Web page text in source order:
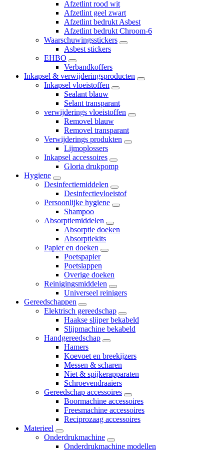
Afzetlint rood wit
Afzetlint geel zwart
Afzetlint bedrukt Asbest
Afzetlint bedrukt Chroom-6
Waarschuwingsstickers
Asbest stickers
EHBO
Verbandkoffers
Inkapsel & verwijderingsproducten
Inkapsel vloeistoffen
Sealant blauw
Selant transparant
verwijderings vloeistoffen
Removel blauw
Removel transparant
Verwijderings produkten
Lijmoplossers
Inkapsel accessoires
Gloria drukpomp
Hygiene
Desinfectiemiddelen
Desinfectievloeistof
Persoonlijke hygiene
Shampoo
Absorptiemiddelen
Absorptie doeken
Absorptiekits
Papier en doeken
Poetspapier
Poetslappen
Overige doeken
Reinigingsmiddelen
Universeel reinigers
Gereedschappen
Elektrisch gereedschap
Haakse slijper bekabeld
Slijpmachine bekabeld
Handgereedschap
Hamers
Koevoet en breekijzers
Messen & scharen
Niet & spijkerapparaten
Schroevendraaiers
Gereedschap accessoires
Boormachine accessoires
Freesmachine accessoires
Reciprozaag accessoires
Materieel
Onderdrukmachine
Onderdrukmachine modellen